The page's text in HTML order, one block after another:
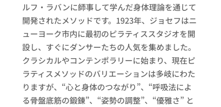
ルフ・ラバンに師事して学んだ身体理論を通じて
開発されたメソッドです。1923年、ジョセフはニ
ューヨーク市内に最初のピラティススタジオを開
設し、すぐにダンサーたちの人気を集めました。
クラシカルやコンテンポラリーに始まり、現在ピ
ラティスメソッドのバリエーションは多岐にわた
りますが、“心と身体のつながり”、“呼吸法によ
る骨盤底筋の鍛錬”、“姿勢の調整”、“優雅さ” と